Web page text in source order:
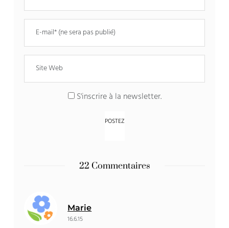
S'inscrire à la newsletter.
22 Commentaires
Marie
16.6.15